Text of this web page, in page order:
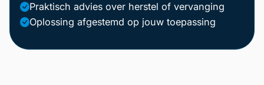
Praktisch advies over herstel of vervanging
Oplossing afgestemd op jouw toepassing